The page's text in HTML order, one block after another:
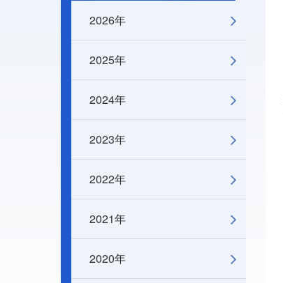
2026年
2025年
2024年
2023年
2022年
2021年
2020年